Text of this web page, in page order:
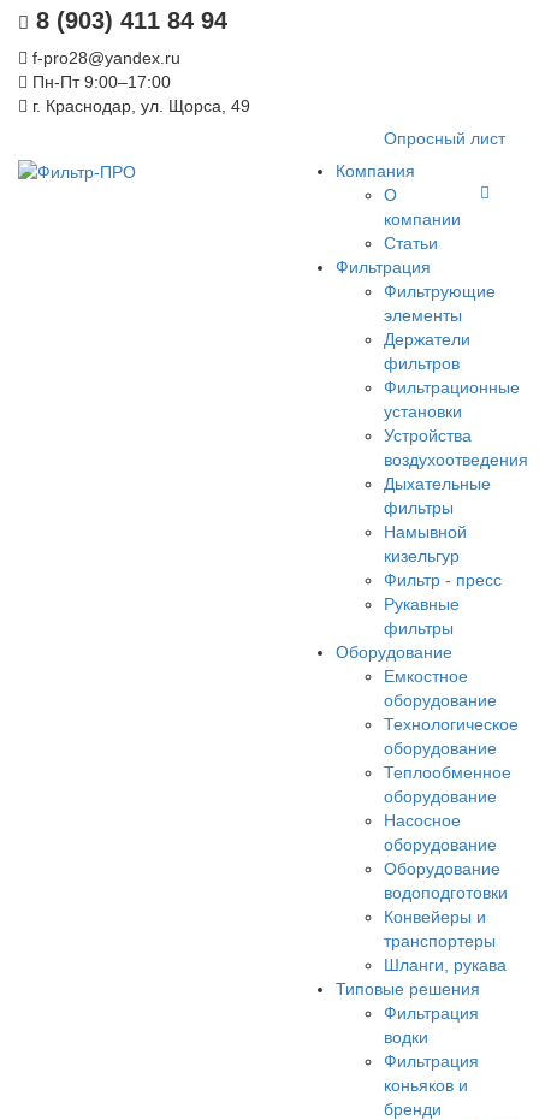
8 (903) 411 84 94
f-pro28@yandex.ru
Пн-Пт 9:00–17:00
г. Краснодар, ул. Щорса, 49
Опросный лист
Компания
О
компании
Статьи
Фильтрация
Фильтрующие
элементы
Держатели
фильтров
Фильтрационные
установки
Устройства
воздухоотведения
Дыхательные
фильтры
Намывной
кизельгур
Фильтр - пресс
Рукавные
фильтры
Оборудование
Емкостное
оборудование
Технологическое
оборудование
Теплообменное
оборудование
Насосное
оборудование
Оборудование
водоподготовки
Конвейеры и
транспортеры
Шланги, рукава
Типовые решения
Фильтрация
водки
Фильтрация
коньяков и
бренди